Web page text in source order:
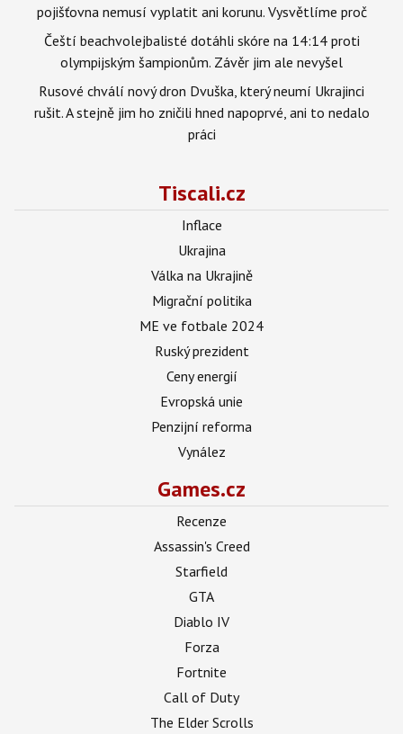
pojišťovna nemusí vyplatit ani korunu. Vysvětlíme proč
Čeští beachvolejbalisté dotáhli skóre na 14:14 proti
olympijským šampionům. Závěr jim ale nevyšel
Rusové chválí nový dron Dvuška, který neumí Ukrajinci
rušit. A stejně jim ho zničili hned napoprvé, ani to nedalo
práci
Tiscali.cz
Inflace
Ukrajina
Válka na Ukrajině
Migrační politika
ME ve fotbale 2024
Ruský prezident
Ceny energií
Evropská unie
Penzijní reforma
Vynález
Games.cz
Recenze
Assassin's Creed
Starfield
GTA
Diablo IV
Forza
Fortnite
Call of Duty
The Elder Scrolls